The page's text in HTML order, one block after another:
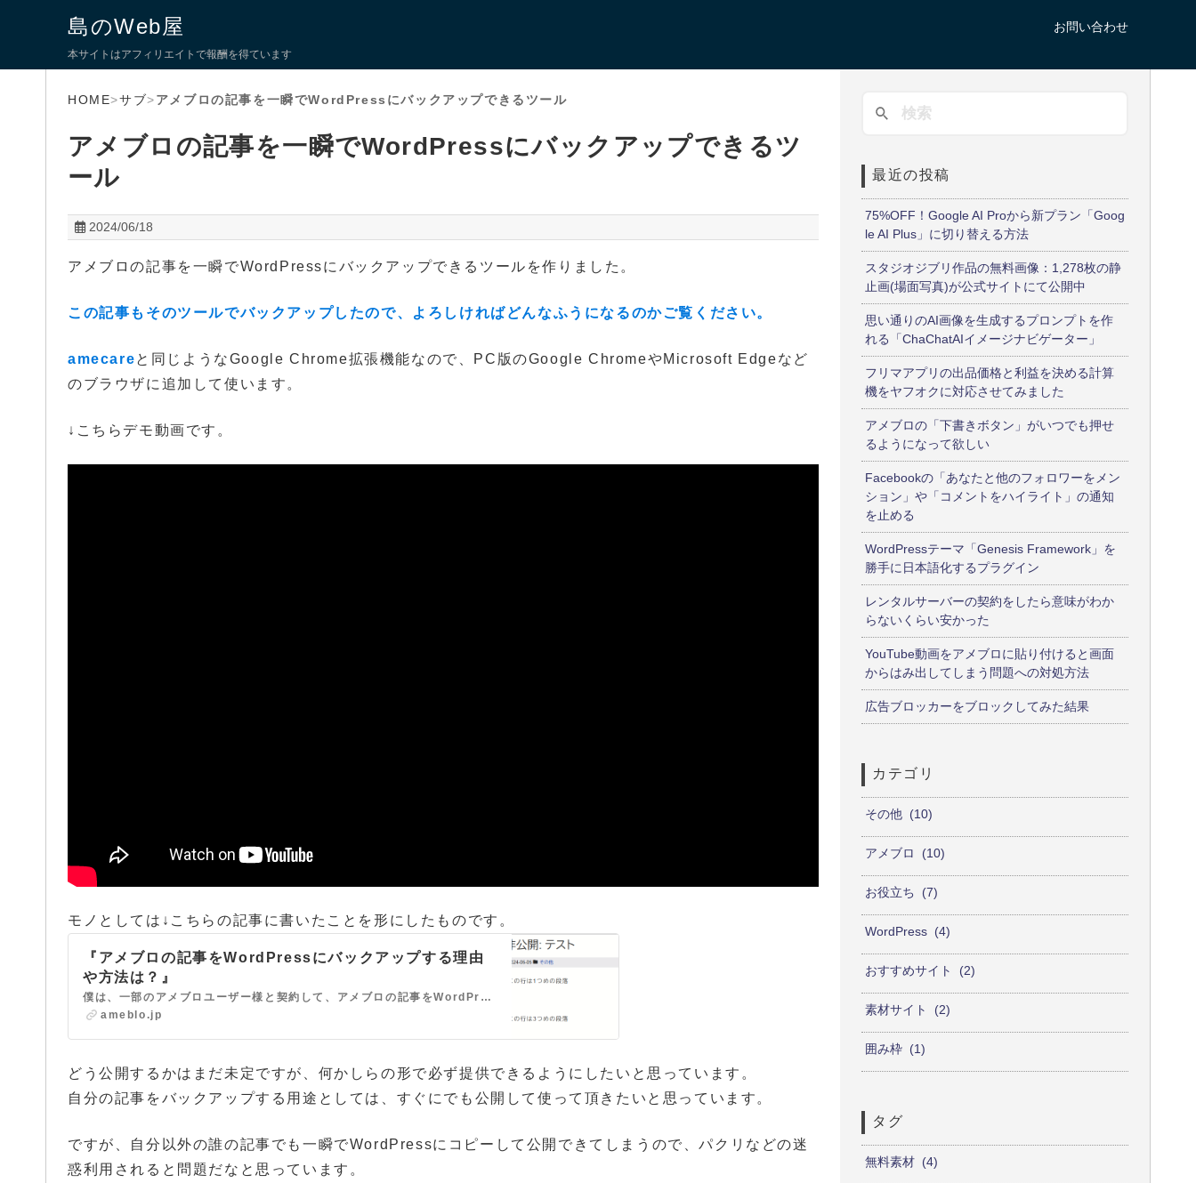
島のWeb屋 お問い合わせ
本サイトはアフィリエイトで報酬を得ています
HOME>サブ>アメブロの記事を一瞬でWordPressにバックアップできるツール
アメブロの記事を一瞬でWordPressにバックアップできるツ
ール
2024/06/18
アメブロの記事を一瞬でWordPressにバックアップできるツールを作りました。
この記事もそのツールでバックアップしたので、よろしければどんなふうになるのかご覧ください。
amecareと同じようなGoogle Chrome拡張機能なので、PC版のGoogle ChromeやMicrosoft Edgeなど
のブラウザに追加して使います。
↓こちらデモ動画です。
モノとしては↓こちらの記事に書いたことを形にしたものです。
『アメブロの記事をWordPressにバックアップする理由
や方法は？』
僕は、一部のアメブロユーザー様と契約して、アメブロの記事をWordPressで作ったブログに、継続的にバックアップ（コピー）していくお手伝いをしています。 同…
ameblo.jp
どう公開するかはまだ未定ですが、何かしらの形で必ず提供できるようにしたいと思っています。
自分の記事をバックアップする用途としては、すぐにでも公開して使って頂きたいと思っています。
ですが、自分以外の誰の記事でも一瞬でWordPressにコピーして公開できてしまうので、パクリなどの迷
惑利用されると問題だなと思っています。
最近の投稿
75%OFF！Google AI Proから新プラン「Goog
le AI Plus」に切り替える方法
スタジオジブリ作品の無料画像：1,278枚の静
止画(場面写真)が公式サイトにて公開中
思い通りのAI画像を生成するプロンプトを作
れる「ChaChatAIイメージナビゲーター」
フリマアプリの出品価格と利益を決める計算
機をヤフオクに対応させてみました
アメブロの「下書きボタン」がいつでも押せ
るようになって欲しい
Facebookの「あなたと他のフォロワーをメン
ション」や「コメントをハイライト」の通知
を止める
WordPressテーマ「Genesis Framework」を
勝手に日本語化するプラグイン
レンタルサーバーの契約をしたら意味がわか
らないくらい安かった
YouTube動画をアメブロに貼り付けると画面
からはみ出してしまう問題への対処方法
広告ブロッカーをブロックしてみた結果
カテゴリ
その他 10
アメブロ 10
お役立ち 7
WordPress 4
おすすめサイト 2
素材サイト 2
囲み枠 1
タグ
無料素材 4